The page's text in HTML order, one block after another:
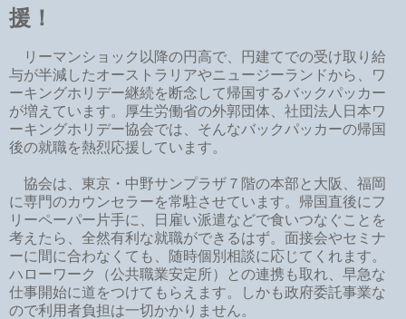
援！
リーマンショック以降の円高で、円建てでの受け取り給
与が半減したオーストラリアやニュージーランドから、ワ
ーキングホリデー継続を断念して帰国するバックパッカー
が増えています。厚生労働省の外郭団体、社団法人日本ワ
ーキングホリデー協会では、そんなバックパッカーの帰国
後の就職を熱烈応援しています。
協会は、東京・中野サンプラザ７階の本部と大阪、福岡
に専門のカウンセラーを常駐させています。帰国直後にフ
リーペーパー片手に、日雇い派遣などで食いつなぐことを
考えたら、全然有利な就職ができるはず。面接会やセミナ
ーに間に合わなくても、随時個別相談に応じてくれます。
ハローワーク（公共職業安定所）との連携も取れ、早急な
仕事開始に道をつけてもらえます。しかも政府委託事業な
ので利用者負担は一切かかりません。